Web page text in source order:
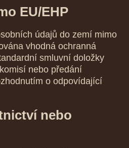
EU/EHP
údajů do zemí mimo
vhodná ochranná
smluvní doložky
nebo předání
o odpovídající
nebo